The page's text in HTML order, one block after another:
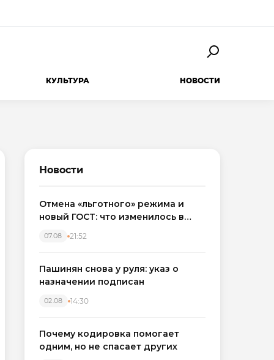
КУЛЬТУРА НОВОСТИ
Новости
Отмена «льготного» режима и
новый ГОСТ: что изменилось в
07.08 21:52
Пашинян снова у руля: указ о
назначении подписан
02.08 14:30
Почему кодировка помогает
одним, но не спасает других